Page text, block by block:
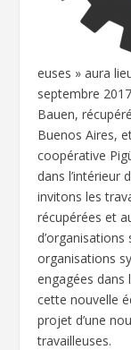
euses » aura
septembre
Bauen,
Buenos Aires,
coopérative
dans l’intérieur
invitons les
récupérées et
organisations
engagées dans
cette nouvelle
projet d’une
travailleuses.